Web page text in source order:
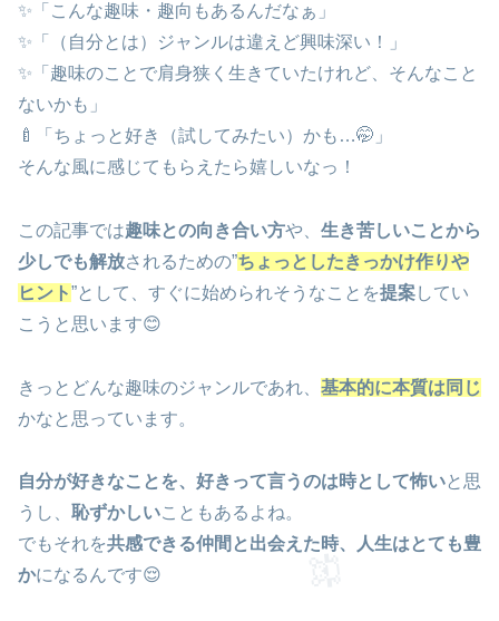
✨「こんな趣味・趣向もあるんだなぁ」
✨「（自分とは）ジャンルは違えど興味深い！」
✨「趣味のことで肩身狭く生きていたけれど、そんなこと
ないかも」
🍼「ちょっと好き（試してみたい）かも…🤭」
そんな風に感じてもらえたら嬉しいなっ！
この記事では趣味との向き合い方や、 生き苦しいことから
少しでも解放されるための”ちょっとしたきっかけ作りや
ヒント”として、すぐに始められそうなことを提案してい
こうと思います😊
きっとどんな趣味のジャンルであれ、 基本的に本質は同じ
かなと思っています。
自分が好きなことを、好きって言うのは時として怖いと思
うし、 恥ずかしいこともあるよね。
でもそれを共感できる仲間と出会えた時、人生はとても豊
かになるんです😌